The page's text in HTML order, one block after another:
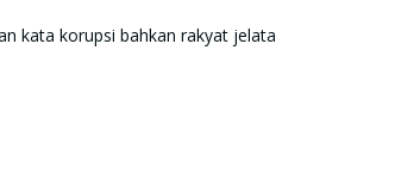
kata korupsi bahkan rakyat jelata